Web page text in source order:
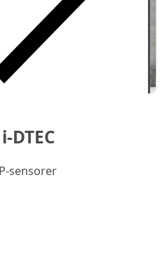
DTEC
sensorer